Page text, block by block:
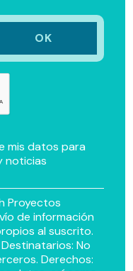
mis datos para
noticias
Proyectos
de información
al suscrito.
No
Derechos: